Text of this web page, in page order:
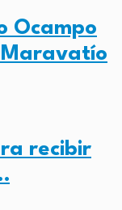
Ocampo
Maravatío
recibir